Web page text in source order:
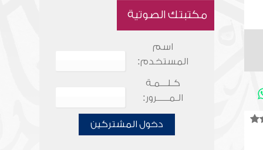
مكتبتك الصوتية
اسم
المستخدم:
كـلـــمـة
الـمـــــرور:
دخول المشتركين